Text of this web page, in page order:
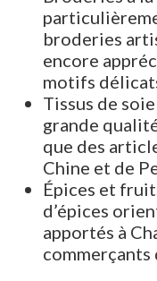
broderies
encore
motifs
Tissus de
grande
que des
Chine et de
Épices et
d’épices
apportés à